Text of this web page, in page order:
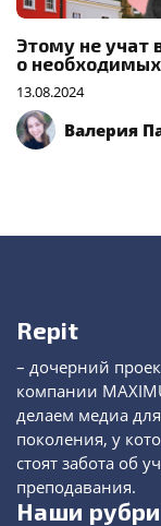
Этому не учат
о
13.08.2024
Валерия
Repit
– дочерний
компании
делаем медиа
поколения, у
стоят забота об
преподавания.
Наши